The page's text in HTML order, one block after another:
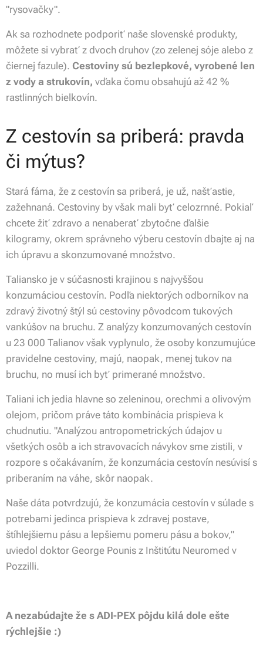
"rysovačky".
Ak sa rozhodnete podporiť naše slovenské produkty,
môžete si vybrať z dvoch druhov (zo zelenej sóje alebo z
čiernej fazule). Cestoviny sú bezlepkové, vyrobené len
z vody a strukovín, vďaka čomu obsahujú až 42 %
rastlinných bielkovín.
Z cestovín sa priberá: pravda
či mýtus?
Stará fáma, že z cestovín sa priberá, je už, našťastie,
zažehnaná. Cestoviny by však mali byť celozrnné. Pokiaľ
chcete žiť zdravo a nenaberať zbytočne ďalšie
kilogramy, okrem správneho výberu cestovín dbajte aj na
ich úpravu a skonzumované množstvo.
Taliansko je v súčasnosti krajinou s najvyššou
konzumáciou cestovín. Podľa niektorých odborníkov na
zdravý životný štýl sú cestoviny pôvodcom tukových
vankúšov na bruchu. Z analýzy konzumovaných cestovín
u 23 000 Talianov však vyplynulo, že osoby konzumujúce
pravidelne cestoviny, majú, naopak, menej tukov na
bruchu, no musí ich byť primerané množstvo.
Taliani ich jedia hlavne so zeleninou, orechmi a olivovým
olejom, pričom práve táto kombinácia prispieva k
chudnutiu. "Analýzou antropometrických údajov u
všetkých osôb a ich stravovacích návykov sme zistili, v
rozpore s očakávaním, že konzumácia cestovín nesúvisí s
priberaním na váhe, skôr naopak.
Naše dáta potvrdzujú, že konzumácia cestovín v súlade s
potrebami jedinca prispieva k zdravej postave,
štíhlejšiemu pásu a lepšiemu pomeru pásu a bokov,"
uviedol doktor George Pounis z Inštitútu Neuromed v
Pozzilli.
A nezabúdajte že s ADI-PEX pôjdu kilá dole ešte
rýchlejšie :)